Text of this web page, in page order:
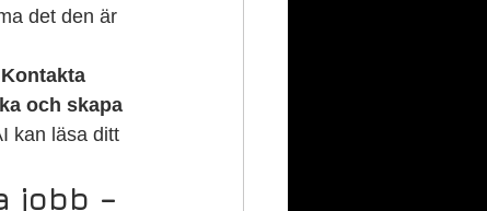
det den är
Kontakta
och skapa
kan läsa ditt
jobb –